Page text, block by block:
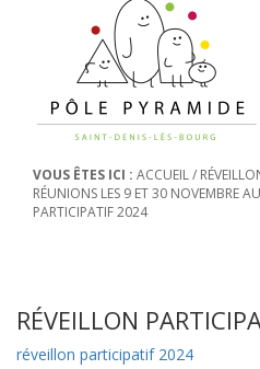
VOUS ÊTES ICI : ACCUEIL/
RÉUNIONS LES 9 ET 30 NOVEMBRE
PARTICIPATIF 2024
RÉVEILLON
réveillon participatif 2024